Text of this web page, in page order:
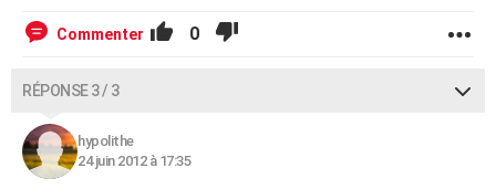
Commenter 0
RÉPONSE 3 / 3
hypolithe
24 juin 2012 à 17:35